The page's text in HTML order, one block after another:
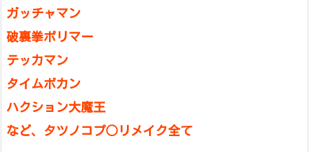
ガッチャマン
破裏拳ポリマー
テッカマン
タイムボカン
ハクション大魔王
など、タツノコプ○リメイク全て